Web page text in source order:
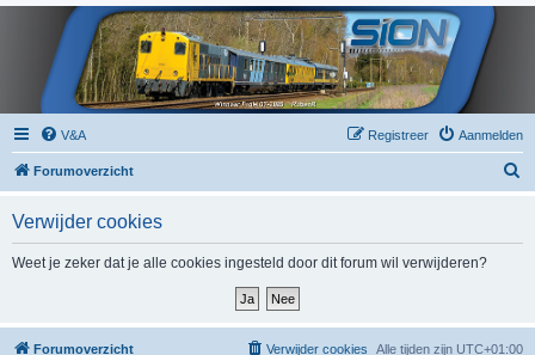
V&A Aanmelden
Registreer
Forumoverzicht
Verwijder cookies
Weet je zeker dat je alle cookies ingesteld door dit forum wil verwijderen?
Forumoverzicht Alle tijden zijn UTC+01:00
Verwijder cookies